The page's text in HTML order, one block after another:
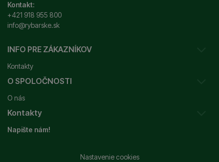
Kontakt:
+421 918 955 800
info@rybarske.sk
INFO PRE ZÁKAZNÍKOV
Kontakty
Sledovanie vašej zásielky
Ako reklamovať / vrátiť tovar
Obchodné podmienky
Odstúpenie od zmluvy
O SPOLOČNOSTI
O nás
Prečo nakupovať u nás?
Garancia najnižšej ceny
Kontakty
Napište nám!
Nastavenie cookies